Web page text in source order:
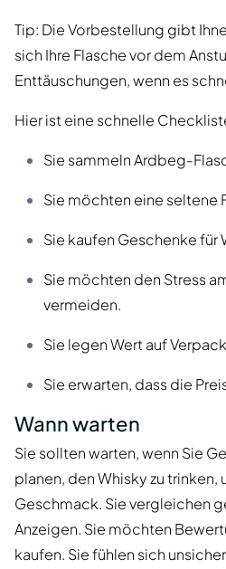
Tip: Die Vorbestellung gibt
sich Ihre Flasche vor dem
Enttäuschungen, wenn es
Hier ist eine schnelle
Sie sammeln Ardbeg-
Sie möchten eine seltene
Sie kaufen Geschenke für
Sie möchten den Stress
vermeiden.
Sie legen Wert auf
Sie erwarten, dass die
Wann warten
Sie sollten warten, wenn Sie
planen, den Whisky zu trinken,
Geschmack. Sie vergleichen
Anzeigen. Sie möchten
kaufen. Sie fühlen sich